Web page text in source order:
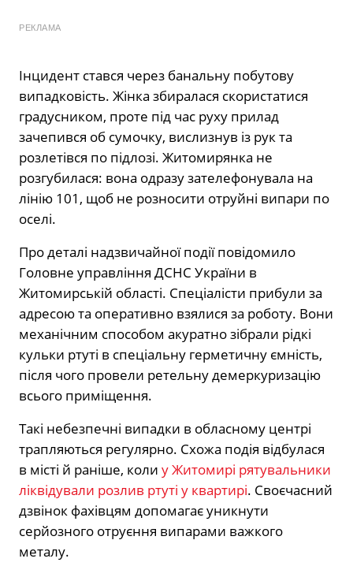
РЕКЛАМА
Інцидент стався через банальну побутову
випадковість. Жінка збиралася скористатися
градусником, проте під час руху прилад
зачепився об сумочку, вислизнув із рук та
розлетівся по підлозі. Житомирянка не
розгубилася: вона одразу зателефонувала на
лінію 101, щоб не розносити отруйні випари по
оселі.
Про деталі надзвичайної події повідомило
Головне управління ДСНС України в
Житомирській області. Спеціалісти прибули за
адресою та оперативно взялися за роботу. Вони
механічним способом акуратно зібрали рідкі
кульки ртуті в спеціальну герметичну ємність,
після чого провели ретельну демеркуризацію
всього приміщення.
Такі небезпечні випадки в обласному центрі
трапляються регулярно. Схожа подія відбулася
в місті й раніше, коли у Житомирі рятувальники
ліквідували розлив ртуті у квартирі. Своєчасний
дзвінок фахівцям допомагає уникнути
серйозного отруєння випарами важкого
металу.